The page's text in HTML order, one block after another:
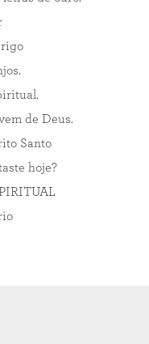
de Deus.
Santo
hoje?